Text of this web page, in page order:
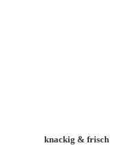
knackig & frisch